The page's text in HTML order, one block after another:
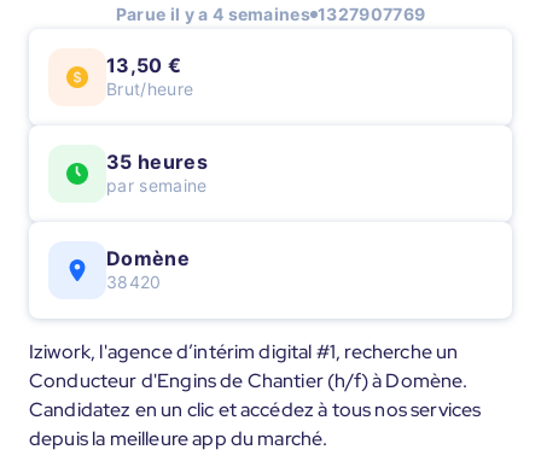
Parue il y a 4 semaines 1327907769
13,50 €
Brut/heure
35 heures
par semaine
Domène
38420
Iziwork, l'agence d’intérim digital #1, recherche un
Conducteur d'Engins de Chantier (h/f) à Domène.
Candidatez en un clic et accédez à tous nos services
depuis la meilleure app du marché.